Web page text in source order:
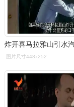
图片尺寸448x252